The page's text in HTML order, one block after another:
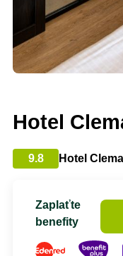
Hotel
9.8 Hotel
Zaplaťte
benefity